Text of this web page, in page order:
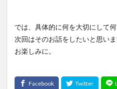
では、具体的に何を大切にして
次回はそのお話をしたいと思いま
お楽しみに。